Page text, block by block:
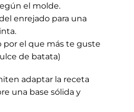
el molde.
enrejado para una
por el que más te guste
de batata)
adaptar la receta
una base sólida y